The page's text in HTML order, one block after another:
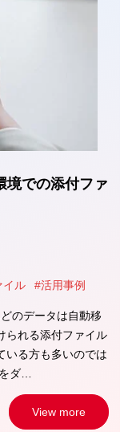
境での添付ファ
イル #活用事例
のデータは自動移
られる添付ファイル
いる方も多いのでは
ダ…
View more